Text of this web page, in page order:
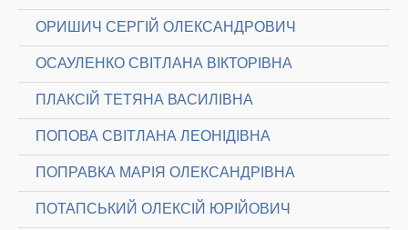
ОРИШИЧ СЕРГІЙ ОЛЕКСАНДРОВИЧ
ОСАУЛЕНКО СВІТЛАНА ВІКТОРІВНА
ПЛАКСІЙ ТЕТЯНА ВАСИЛІВНА
ПОПОВА СВІТЛАНА ЛЕОНІДІВНА
ПОПРАВКА МАРІЯ ОЛЕКСАНДРІВНА
ПОТАПСЬКИЙ ОЛЕКСІЙ ЮРІЙОВИЧ